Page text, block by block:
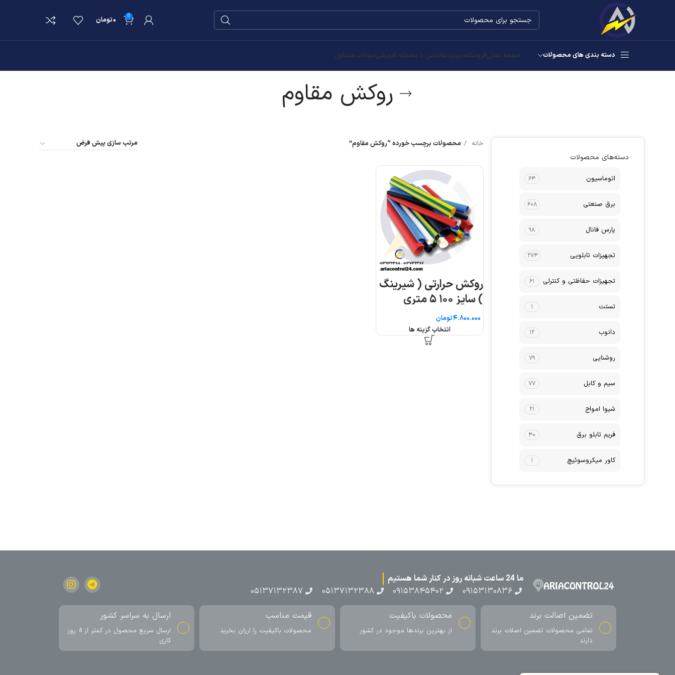
0 ۰تومان
دسته بندی های محصولات صفحه اصلیفروشگاهدرباره ماتماس با مامجله آموزشیسوالات متداول
روکش مقاوم
دسته‌های محصولات
اتوماسیون ۶۴
برق صنعتی ۶۰۸
پارس فانال ۹۸
تجهیزات تابلویی ۲۷۴
تجهیزات حفاظتی و کنترلی ۶۱
تستت ۱
دانوب ۱۲
روشنایی ۷۹
سیم و کابل ۷۷
شیوا امواج ۲۱
فریم تابلو برق ۴۰
کاور میکروسوئیچ ۱
خانه محصولات برچسب خورده “روکش مقاوم”
روکش حرارتی ( شیرینگ
) سایز ۱۰۰ ۵ متری
تومان
انتخاب گزینه ها
ما 24 ساعت شبانه روز در کنار شما هستیم
۰۹۱۵۳۱۳۰۸۳۶
۰۹۱۵۳۸۴۵۴۰۲ ۰۵۱۳۷۱۳۲۳۸۸ ۰۵۱۳۷۱۳۲۳۸۷
تضمین اصالت برند
تمامی محصولات تضمین اصلات برند
دارند
محصولات باکیفیت
از بهترین برندها موجود در کشور
قیمت مناسب
محصولات باکیفیت را ارزان بخرید
ارسال به سراسر کشور
ارسال سریع محصول در کمتر از 4 روز
کاری